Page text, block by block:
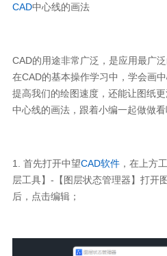
CAD中心线的画法
CAD的用途非常广泛，是应用最广
在CAD的基本操作学习中，学会画
提高我们的绘图速度，还能让图纸
中心线的画法，跟着小编一起做做看
1. 首先打开中望CAD软件，在上方
层工具】-【图层状态管理器】打开
后，点击编辑；